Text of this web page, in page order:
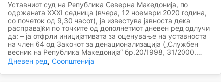
Уставниот суд на Република Северна Македонија, по
одржаната XХXI седница (вчера, 12 ноември 2020 година,
со почеток од 9,30 часот), ја известува јавноста дека
расправајќи по точките од дополнетиот дневен ред одлучи
да: – ја отфрли иницијативата за оценување на уставноста
на член 64 од Законот за денационализација („Службен
весник на Република Македонија“ бр.20/1998, 31/2000,…
Дневен ред, Соопштенија